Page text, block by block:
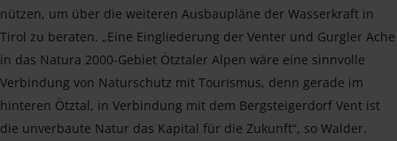
nützen, um über die weiteren Ausbaupläne der Wasserkraft in
Tirol zu beraten. „Eine Eingliederung der Venter und Gurgler Ache
in das Natura 2000-Gebiet Ötztaler Alpen wäre eine sinnvolle
Verbindung von Naturschutz mit Tourismus, denn gerade im
hinteren Ötztal, in Verbindung mit dem Bergsteigerdorf Vent ist
die unverbaute Natur das Kapital für die Zukunft“, so Walder.